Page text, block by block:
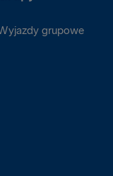
grupowe